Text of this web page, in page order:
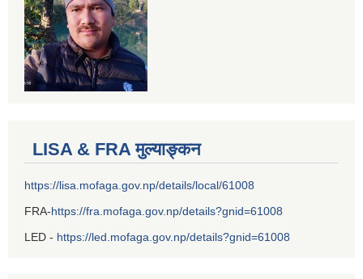
LISA & FRA मुल्याङ्कन
https://lisa.mofaga.gov.np/details/local/61008
FRA-https://fra.mofaga.gov.np/details?gnid=61008
LED - https://led.mofaga.gov.np/details?gnid=61008